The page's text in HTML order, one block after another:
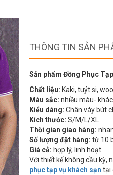
THÔNG TIN SẢN
Sản phẩm Đồng Phục
Chất liệu: Kaki, tuýt si, wool
Màu sắc: nhiều màu-
Kiểu dáng: Chân váy bút
Kích thước: S/M/L/XL
Thời gian giao hàng:
Số lượng đặt hàng: từ 10
Giá cả: hợp lý, linh hoạt.
Với thiết kế không cầu kỳ,
phục tạp vụ khách sạn tại